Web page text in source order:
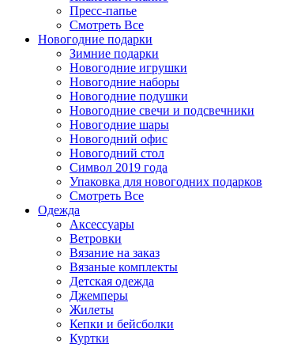
Пресс-папье
Смотреть Все
Новогодние подарки
Зимние подарки
Новогодние игрушки
Новогодние наборы
Новогодние подушки
Новогодние свечи и подсвечники
Новогодние шары
Новогодний офис
Новогодний стол
Символ 2019 года
Упаковка для новогодних подарков
Смотреть Все
Одежда
Аксессуары
Ветровки
Вязание на заказ
Вязаные комплекты
Детская одежда
Джемперы
Жилеты
Кепки и бейсболки
Куртки